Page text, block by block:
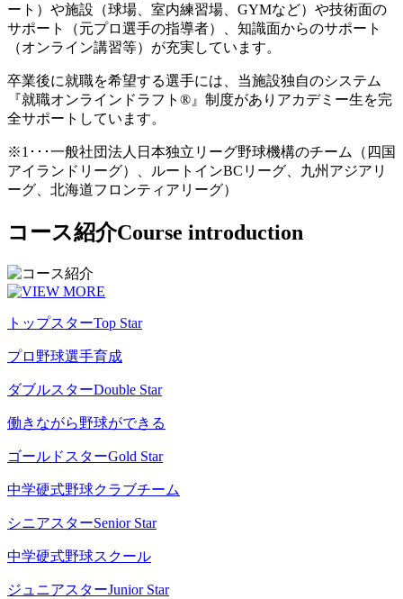
ート）や施設（球場、室内練習場、GYMなど）や技術面の
サポート（元プロ選手の指導者）、知識面からのサポート
（オンライン講習等）が充実しています。
卒業後に就職を希望する選手には、当施設独自のシステム
『就職オンラインドラフト®』制度がありアカデミー生を完
全サポートしています。
※1･･･一般社団法人日本独立リーグ野球機構のチーム（四国
アイランドリーグ）、ルートインBCリーグ、九州アジアリ
ーグ、北海道フロンティアリーグ）
コース紹介Course introduction
トップスターTop Star
プロ野球選手育成
ダブルスターDouble Star
働きながら野球ができる
ゴールドスターGold Star
中学硬式野球クラブチーム
シニアスターSenior Star
中学硬式野球スクール
ジュニアスターJunior Star